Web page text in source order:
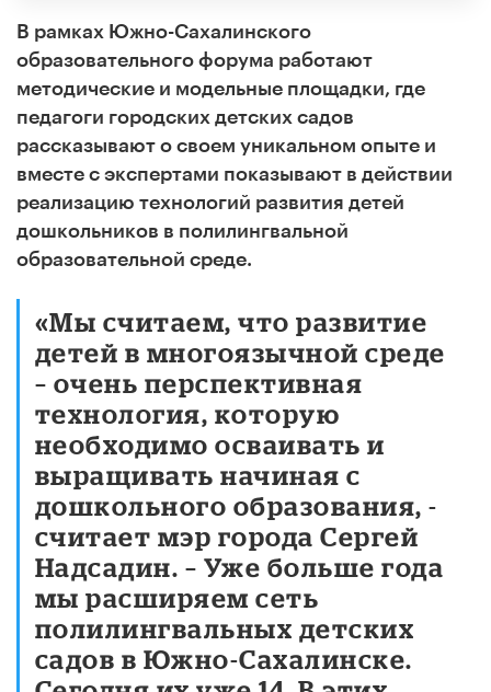
В рамках Южно-Сахалинского
образовательного форума работают
методические и модельные площадки, где
педагоги городских детских садов
рассказывают о своем уникальном опыте и
вместе с экспертами показывают в действии
реализацию технологий развития детей
дошкольников в полилингвальной
образовательной среде.
«Мы считаем, что развитие
детей в многоязычной среде
– очень перспективная
технология, которую
необходимо осваивать и
выращивать начиная с
дошкольного образования, -
считает мэр города Сергей
Надсадин. – Уже больше года
мы расширяем сеть
полилингвальных детских
садов в Южно-Сахалинске.